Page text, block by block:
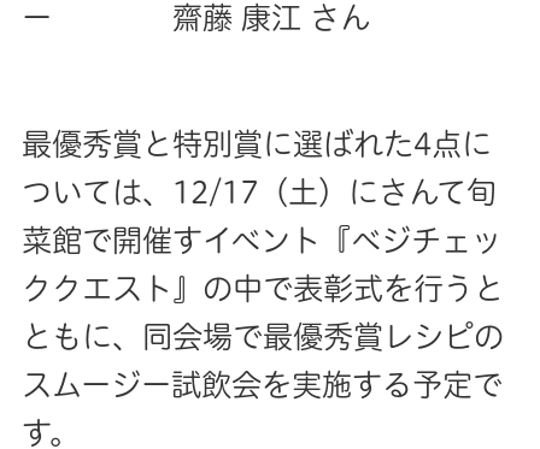
ー 齋藤 康江 さん
最優秀賞と特別賞に選ばれた4点に
ついては、12/17（土）にさんて旬
菜館で開催すイベント『ベジチェッ
ククエスト』の中で表彰式を行うと
ともに、同会場で最優秀賞レシピの
スムージー試飲会を実施する予定で
す。